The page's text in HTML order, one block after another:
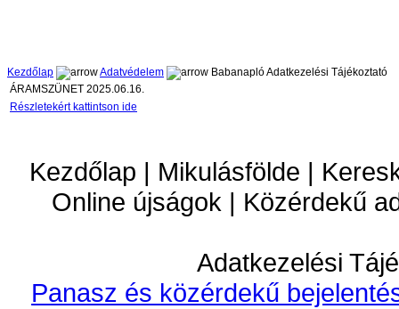
Kezdőlap Adatvédelem
Babanapló Adatkezelési Tájékoztató
ÁRAMSZÜNET 2025.06.16.
Részletekért kattintson ide
Kezdőlap | Mikulásfölde |
Online újságok | Közérdekű
Adatkezelési
Panasz és közérdekű